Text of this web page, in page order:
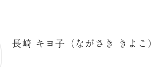
長崎 キヨ子（ながさき きよこ）